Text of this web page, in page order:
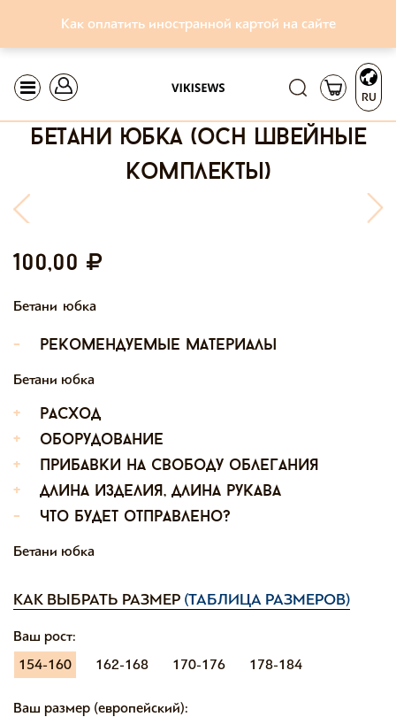
Как оплатить иностранной картой на сайте
RU
бетани юбка (осн швейные
комплекты)
100,00
Бетани юбка
-
рекомендуемые материалы
Бетани юбка
+
расход
+
оборудование
+
прибавки на свободу облегания
+
длина изделия, длина рукава
-
что будет отправлено?
Бетани юбка
КАК ВЫБРАТЬ РАЗМЕР (ТАБЛИЦА РАЗМЕРОВ)
Ваш рост:
154-160
162-168 170-176 178-184
Ваш размер (европейский):